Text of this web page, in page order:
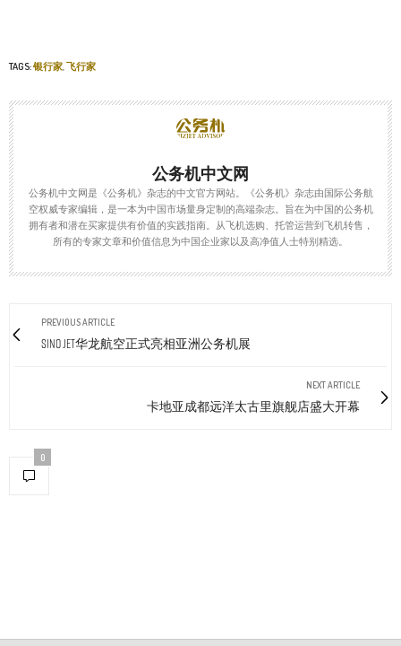
TAGS:银行家,飞行家
公务机中文网
公务机中文网是《公务机》杂志的中文官方网站。《公务机》杂志由国际公务航
空权威专家编辑，是一本为中国市场量身定制的高端杂志。旨在为中国的公务机
拥有者和潜在买家提供有价值的实践指南。从飞机选购、托管运营到飞机转售，
所有的专家文章和价值信息为中国企业家以及高净值人士特别精选。
PREVIOUS ARTICLE
SINO JET华龙航空正式亮相亚洲公务机展
NEXT ARTICLE
卡地亚成都远洋太古里旗舰店盛大开幕
0